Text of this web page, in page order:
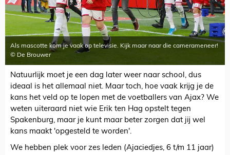
Als mascotte kom je vaak op televisie. Kijk maar naar die camerameneer!
© De Brouwer
Natuurlijk moet je een dag later weer naar school, dus
ideaal is het allemaal niet. Maar toch, hoe vaak krijg je de
kans het veld op te lopen met de voetballers van Ajax? We
weten uiteraard niet wie Erik ten Hag opstelt tegen
Spakenburg, maar je kunt maar beter zorgen dat jij wel
kans maakt 'opgesteld te worden'.
We hebben plek voor zes leden (Ajaciedjes, 6 t/m 11 jaar)